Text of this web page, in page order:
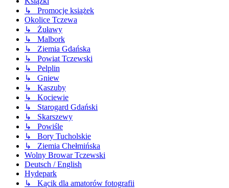
↳ Promocje książek
Okolice Tczewa
↳ Żuławy
↳ Malbork
↳ Ziemia Gdańska
↳ Powiat Tczewski
↳ Pelplin
↳ Gniew
↳ Kaszuby
↳ Kociewie
↳ Starogard Gdański
↳ Skarszewy
↳ Powiśle
↳ Bory Tucholskie
↳ Ziemia Chełmińska
Wolny Browar Tczewski
Deutsch / English
Hydepark
↳ Kącik dla amatorów fotografii